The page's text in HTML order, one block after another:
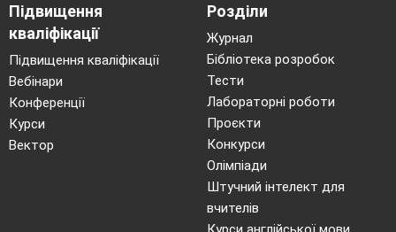
Підвищення
кваліфікації
Підвищення кваліфікації
Вебінари
Конференції
Курси
Вектор
Розділи
Журнал
Бібліотека розробок
Тести
Лабораторні роботи
Проєкти
Конкурси
Олімпіади
Штучний інтелект для
вчителів